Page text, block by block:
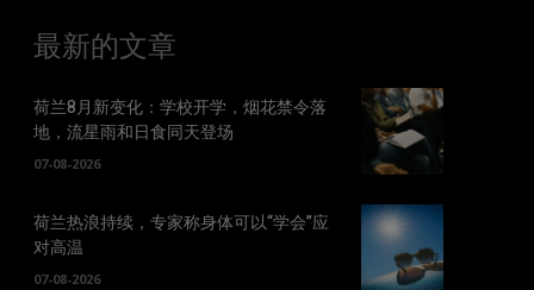
最新的文章
荷兰8月新变化：学校开学，烟花禁令落
地，流星雨和日食同天登场
07-08-2026
荷兰热浪持续，专家称身体可以“学会”应
对高温
07-08-2026